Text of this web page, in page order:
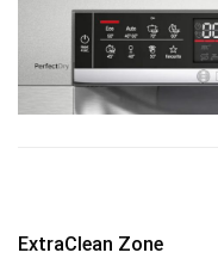
ExtraClean Zone